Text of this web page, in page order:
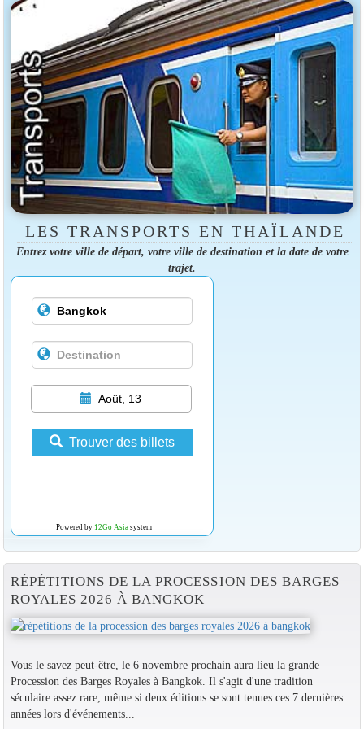
LES TRANSPORTS EN THAÏLANDE
Entrez votre ville de départ, votre ville de destination et la date de votre
trajet.
Août, 13
Trouver des billets
Powered by 12Go Asiasystem
RÉPÉTITIONS DE LA PROCESSION DES BARGES
ROYALES 2026 À BANGKOK
Vous le savez peut-être, le 6 novembre prochain aura lieu la grande
Procession des Barges Royales à Bangkok. Il s'agit d'une tradition
séculaire assez rare, même si deux éditions se sont tenues ces 7 dernières
années lors d'événements...